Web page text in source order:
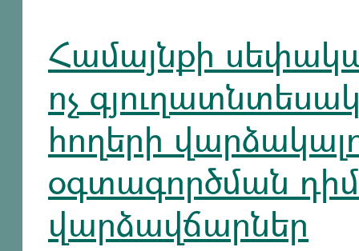
Համայնքի
ոչ
հողերի
օգտագործման
վարձավճարներ